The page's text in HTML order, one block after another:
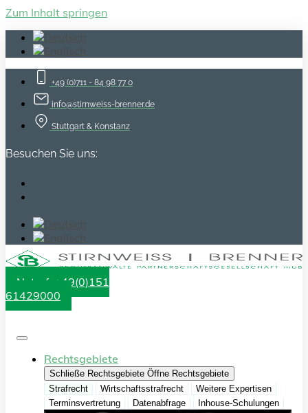
Zum Inhalt springen
+49 (0)711 - 84 98 77 0
info@stirnweiss-brenner.de
Stuttgart & Konstanz
Besuchen Sie uns:
Notruf: +49(0)151
61429000
Rechtsgebiete
Schließe Rechtsgebiete Öffne Rechtsgebiete
Strafrecht
Wirtschaftsstrafrecht
Weitere Expertisen
Terminsvertretung
Datenabfrage Inhouse-Schulungen